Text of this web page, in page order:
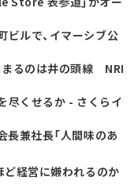
ルで、イマーシブ公
まるのは井の頭線 NRI
尽くせるか - さくらイ
兼社長「人間味のあ
ど経営に嫌われるのか